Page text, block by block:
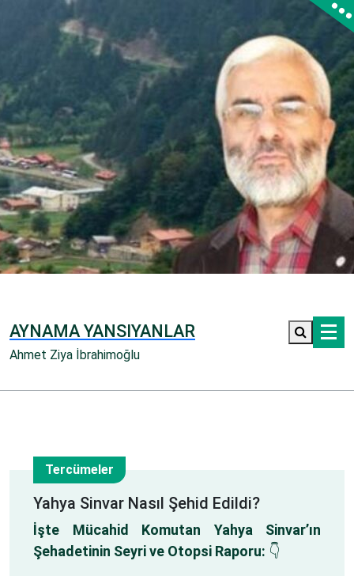
AYNAMA YANSIYANLAR
Ahmet Ziya İbrahimoğlu
4
Kas
Tercümeler
Yahya Sinvar Nasıl Şehid Edildi?
İşte Mücahid Komutan Yahya Sinvar’ın
Şehadetinin Seyri ve Otopsi Raporu: 👇